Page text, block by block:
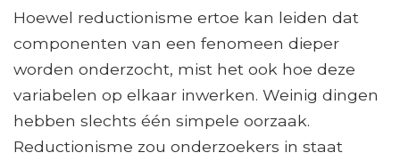
Hoewel reductionisme ertoe kan leiden dat
componenten van een fenomeen dieper
worden onderzocht, mist het ook hoe deze
variabelen op elkaar inwerken. Weinig dingen
hebben slechts één simpele oorzaak.
Reductionisme zou onderzoekers in staat